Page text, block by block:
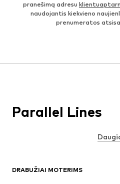
pranešimą adresu
naudojantis kiekvieno
prenumeratos
DRABUŽIAI MOTERIMS
Parallel Lines